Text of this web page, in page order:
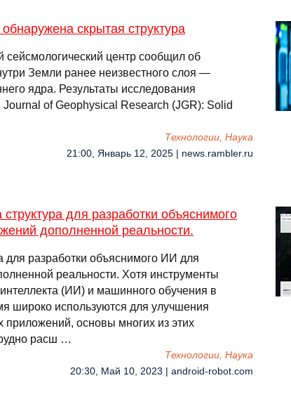
скрытая структура
центр сообщил об
Земли ранее неизвестного слоя —
ядра. Результаты исследования
of Geophysical Research (JGR): Solid
Технологии, Наука
21:00, Январь 12, 2025 | news.rambler.ru
для разработки объяснимого
дополненной реальности.
для разработки объяснимого ИИ для
реальности. Хотя инструменты
интеллекта (ИИ) и машинного обучения в
широко используются для улучшения
приложений, основы многих из этих
расш …
Технологии, Наука
20:30, Май 10, 2023 | android-robot.com